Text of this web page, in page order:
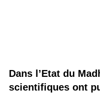
Dans l’Etat du
scientifiques ont